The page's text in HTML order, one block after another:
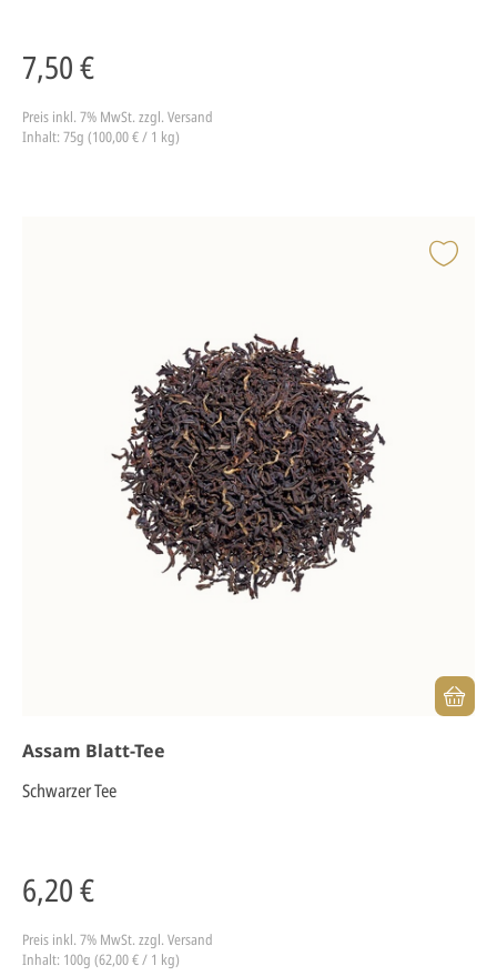
7,50 €
Preis inkl. 7% MwSt. zzgl. Versand
Inhalt: 75g (100,00 € / 1 kg)
Assam Blatt-Tee
Schwarzer Tee
6,20 €
Preis inkl. 7% MwSt. zzgl. Versand
Inhalt: 100g (62,00 € / 1 kg)